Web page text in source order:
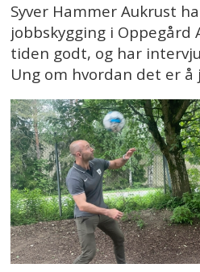
Syver Hammer Aukrust
jobbskygging i Oppegård
tiden godt, og har
Ung om hvordan det er å